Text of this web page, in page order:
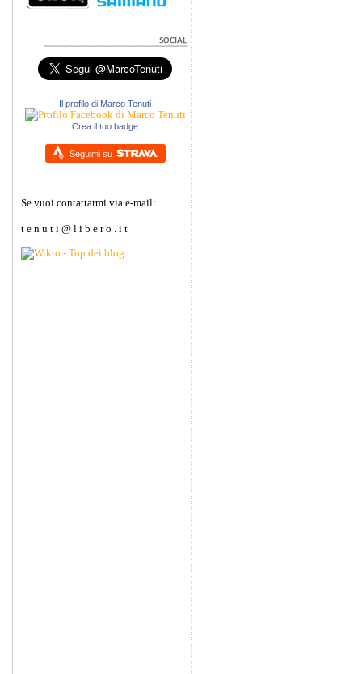
Il profilo di Marco Tenuti
Crea il tuo badge
Seguimi su
Se vuoi contattarmi via e-mail:
t e n u t i @ l i b e r o . i t